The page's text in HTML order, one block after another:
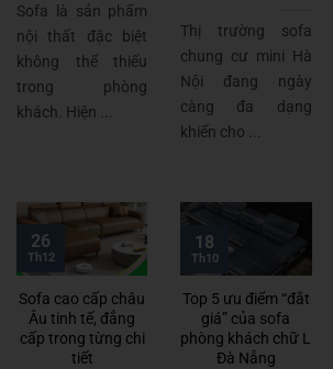
Sofa là sản phẩm
nội thất đặc biệt
không thể thiếu
trong phòng
khách. Hiện ...
Thị trường sofa
chung cư mini Hà
Nội đang ngày
càng đa dạng
khiến cho ...
Sofa cao cấp châu
Âu tinh tế, đẳng
cấp trong từng chi
tiết
26
Th12
Top 5 ưu điểm “đắt
giá” của sofa
phòng khách chữ L
Đà Nẵng
18
Th10